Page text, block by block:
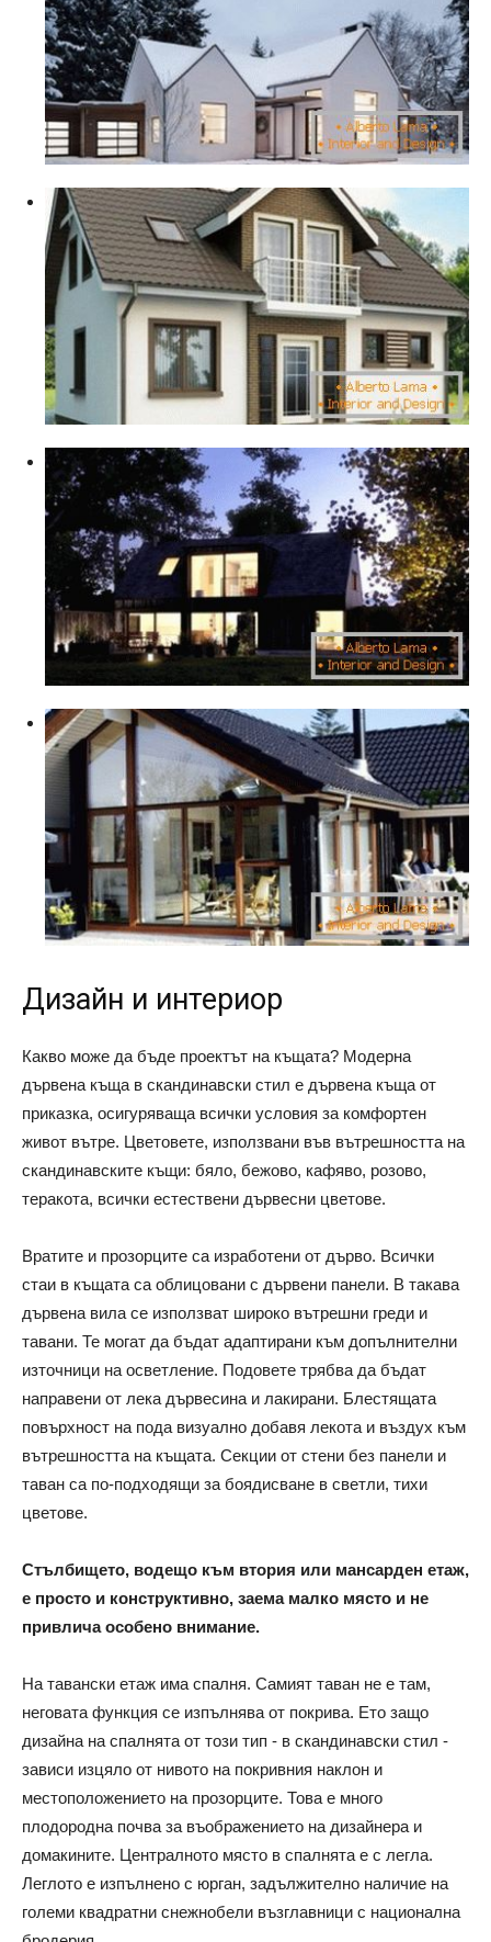
Дизайн и интериор
Какво може да бъде проектът на къщата? Модерна
дървена къща в скандинавски стил е дървена къща от
приказка, осигуряваща всички условия за комфортен
живот вътре. Цветовете, използвани във вътрешността на
скандинавските къщи: бяло, бежово, кафяво, розово,
теракота, всички естествени дървесни цветове.
Вратите и прозорците са изработени от дърво. Всички
стаи в къщата са облицовани с дървени панели. В такава
дървена вила се използват широко вътрешни греди и
тавани. Те могат да бъдат адаптирани към допълнителни
източници на осветление. Подовете трябва да бъдат
направени от лека дървесина и лакирани. Блестящата
повърхност на пода визуално добавя лекота и въздух към
вътрешността на къщата. Секции от стени без панели и
таван са по-подходящи за боядисване в светли, тихи
цветове.
Стълбището, водещо към втория или мансарден етаж,
е просто и конструктивно, заема малко място и не
привлича особено внимание.
На тавански етаж има спалня. Самият таван не е там,
неговата функция се изпълнява от покрива. Ето защо
дизайна на спалнята от този тип - в скандинавски стил -
зависи изцяло от нивото на покривния наклон и
местоположението на прозорците. Това е много
плодородна почва за въображението на дизайнера и
домакините. Централното място в спалнята е с легла.
Леглото е изпълнено с юрган, задължително наличие на
големи квадратни снежнобели възглавници с национална